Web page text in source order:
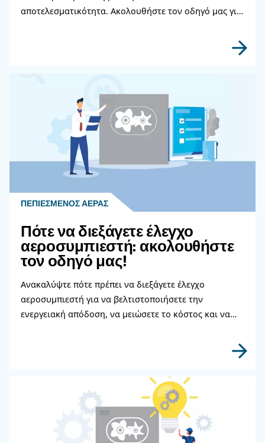
Αξιόπιστη Απόδοση;
Επικοινωνήστε με τους
Χρειάζεστε περισσότερες πληροφορίες για τα
μας; Συμπληρώστε αυτή τη φόρμα με όσο το